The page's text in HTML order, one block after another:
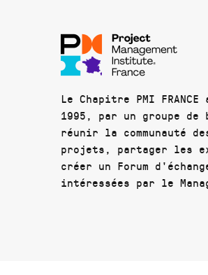
Le Chapitre PMI
1995, par un groupe de
réunir la communauté
projets, partager les
créer un Forum
intéressées par le